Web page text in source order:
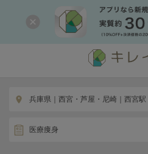
兵庫県｜西宮・芦屋・尼崎｜西宮駅
医療痩身